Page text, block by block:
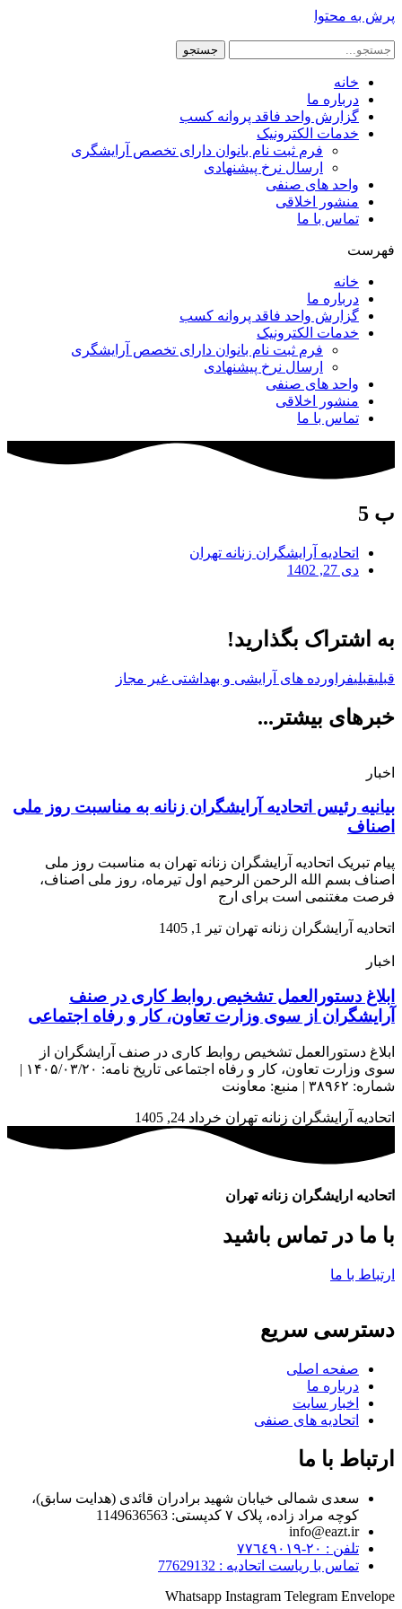
پرش به محتوا
جستجو
خانه
درباره ما
گزارش واحد فاقد پروانه کسب
خدمات الکترونیک
فرم ثبت نام بانوان دارای تخصص آرایشگری
ارسال نرخ پیشنهادی
واحد های صنفی
منشور اخلاقی
تماس با ما
فهرست
خانه
درباره ما
گزارش واحد فاقد پروانه کسب
خدمات الکترونیک
فرم ثبت نام بانوان دارای تخصص آرایشگری
ارسال نرخ پیشنهادی
واحد های صنفی
منشور اخلاقی
تماس با ما
ب 5
اتحادیه آرایشگران زنانه تهران
دی 27, 1402
به اشتراک بگذارید!
قبلیقبلیفراورده های آرایشی و بهداشتی غیر مجاز
خبرهای بیشتر...
اخبار
بیانیه رئیس اتحادیه آرایشگران زنانه به مناسبت روز ملی
اصناف
پیام تبریک اتحادیه آرایشگران زنانه تهران به مناسبت روز ملی
اصناف بسم الله الرحمن الرحیم اول تیرماه، روز ملی اصناف،
فرصت مغتنمی است برای ارج
اتحادیه آرایشگران زنانه تهران تیر 1, 1405
اخبار
ابلاغ دستورالعمل تشخیص روابط کاری در صنف
آرایشگران از سوی وزارت تعاون، کار و رفاه اجتماعی
ابلاغ دستورالعمل تشخیص روابط کاری در صنف آرایشگران از
سوی وزارت تعاون، کار و رفاه اجتماعی تاریخ نامه: ۱۴۰۵/۰۳/۲۰ |
شماره: ۳۸۹۶۲ | منبع: معاونت
اتحادیه آرایشگران زنانه تهران خرداد 24, 1405
اتحادیه ارایشگران زنانه تهران
با ما در تماس باشید
ارتباط با ما
دسترسی سریع
صفحه اصلی
درباره ما
اخبار سایت
اتحادیه های صنفی
ارتباط با ما
سعدی شمالی خیابان شهید برادران قائدی (هدایت سابق)،
کوچه مراد زاده، پلاک ۷ کدپستی: 1149636563
info@eazt.ir
تلفن : ٢٠-٧٧٦٤٩٠١٩
تماس با ریاست اتحادیه : 77629132
Whatsapp Instagram Telegram Envelope